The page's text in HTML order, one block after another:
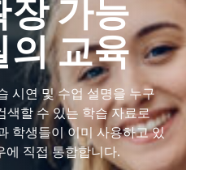
장 가능
의 교육
시연 및 수업 설명을 누구
색할 수 있는 학습 자료로
학생들이 이미 사용하고 있
에 직접 통합합니다.